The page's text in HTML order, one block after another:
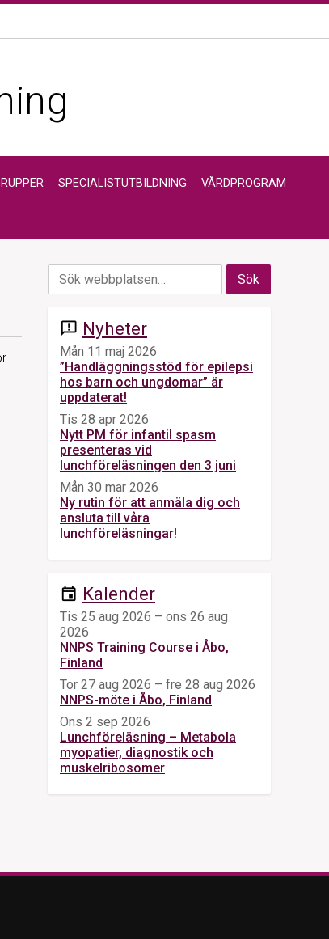
SPECIALISTUTBILDNING VÅRDPROGRAM
announcement Nyheter
Mån 11 maj 2026
”Handläggningsstöd för epilepsi
hos barn och ungdomar” är
uppdaterat!
Tis 28 apr 2026
Nytt PM för infantil spasm
presenteras vid
lunchföreläsningen den 3 juni
Mån 30 mar 2026
Ny rutin för att anmäla dig och
ansluta till våra
lunchföreläsningar!
event Kalender
Tis 25 aug 2026 – ons 26 aug
2026
NNPS Training Course i Åbo,
Finland
Tor 27 aug 2026 – fre 28 aug 2026
NNPS-möte i Åbo, Finland
Ons 2 sep 2026
Lunchföreläsning – Metabola
myopatier, diagnostik och
muskelribosomer